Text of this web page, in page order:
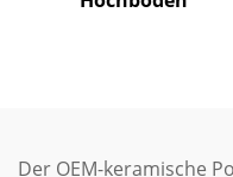
Der OEM-keramische